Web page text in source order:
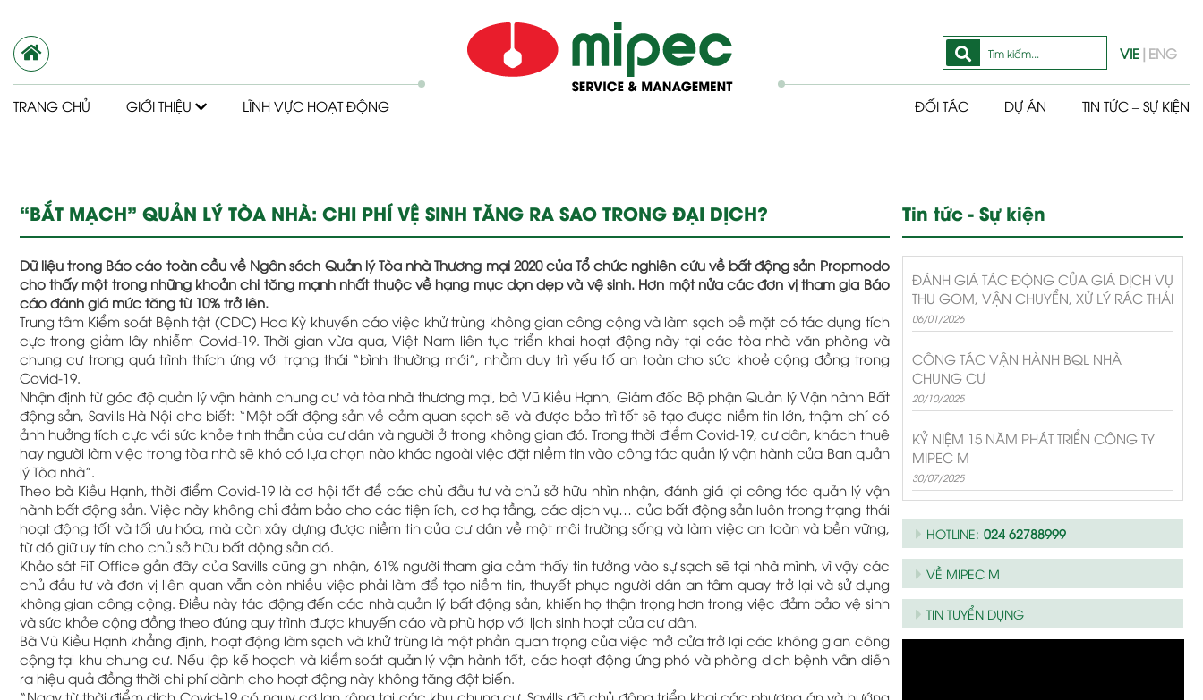
TRANG CHỦ GIỚI THIỆU LĨNH VỰC HOẠT ĐỘNG
VIE | ENG
ĐỐI TÁC DỰ ÁN TIN TỨC – SỰ KIỆN
“BẮT MẠCH” QUẢN LÝ TÒA NHÀ: CHI PHÍ VỆ SINH TĂNG RA SAO TRONG ĐẠI DỊCH?
Dữ liệu trong Báo cáo toàn cầu về Ngân sách Quản lý Tòa nhà Thương mại 2020 của Tổ chức nghiên cứu về bất động sản Propmodo
cho thấy một trong những khoản chi tăng mạnh nhất thuộc về hạng mục dọn dẹp và vệ sinh. Hơn một nửa các đơn vị tham gia Báo
cáo đánh giá mức tăng từ 10% trở lên.
Trung tâm Kiểm soát Bệnh tật (CDC) Hoa Kỳ khuyến cáo việc khử trùng không gian công cộng và làm sạch bề mặt có tác dụng tích
cực trong giảm lây nhiễm Covid-19. Thời gian vừa qua, Việt Nam liên tục triển khai hoạt động này tại các tòa nhà văn phòng và
chung cư trong quá trình thích ứng với trạng thái “bình thường mới”, nhằm duy trì yếu tố an toàn cho sức khoẻ cộng đồng trong
Covid-19.
Nhận định từ góc độ quản lý vận hành chung cư và tòa nhà thương mại, bà Vũ Kiều Hạnh, Giám đốc Bộ phận Quản lý Vận hành Bất
động sản, Savills Hà Nội cho biết: “Một bất động sản về cảm quan sạch sẽ và được bảo trì tốt sẽ tạo được niềm tin lớn, thậm chí có
ảnh hưởng tích cực với sức khỏe tinh thần của cư dân và người ở trong không gian đó. Trong thời điểm Covid-19, cư dân, khách thuê
hay người làm việc trong tòa nhà sẽ khó có lựa chọn nào khác ngoài việc đặt niềm tin vào công tác quản lý vận hành của Ban quản
lý Tòa nhà”.
Theo bà Kiều Hạnh, thời điểm Covid-19 là cơ hội tốt để các chủ đầu tư và chủ sở hữu nhìn nhận, đánh giá lại công tác quản lý vận
hành bất động sản. Việc này không chỉ đảm bảo cho các tiện ích, cơ hạ tầng, các dịch vụ… của bất động sản luôn trong trạng thái
hoạt động tốt và tối ưu hóa, mà còn xây dựng được niềm tin của cư dân về một môi trường sống và làm việc an toàn và bền vững,
từ đó giữ uy tín cho chủ sở hữu bất động sản đó.
Khảo sát FiT Office gần đây của Savills cũng ghi nhận, 61% người tham gia cảm thấy tin tưởng vào sự sạch sẽ tại nhà mình, vì vậy các
chủ đầu tư và đơn vị liên quan vẫn còn nhiều việc phải làm để tạo niềm tin, thuyết phục người dân an tâm quay trở lại và sử dụng
không gian công cộng. Điều này tác động đến các nhà quản lý bất động sản, khiến họ thận trọng hơn trong việc đảm bảo vệ sinh
và sức khỏe cộng đồng theo đúng quy trình được khuyến cáo và phù hợp với lịch sinh hoạt của cư dân.
Bà Vũ Kiều Hạnh khẳng định, hoạt động làm sạch và khử trùng là một phần quan trọng của việc mở cửa trở lại các không gian công
cộng tại khu chung cư. Nếu lập kế hoạch và kiểm soát quản lý vận hành tốt, các hoạt động ứng phó và phòng dịch bệnh vẫn diễn
ra hiệu quả đồng thời chi phí dành cho hoạt động này không tăng đột biến.
“Ngay từ thời điểm dịch Covid-19 có nguy cơ lan rộng tại các khu chung cư, Savills đã chủ động triển khai các phương án và hướng
Tin tức - Sự kiện
ĐÁNH GIÁ TÁC ĐỘNG CỦA GIÁ DỊCH VỤ
THU GOM, VẬN CHUYỂN, XỬ LÝ RÁC THẢI
06/01/2026
CÔNG TÁC VẬN HÀNH BQL NHÀ
CHUNG CƯ
20/10/2025
KỶ NIỆM 15 NĂM PHÁT TRIỂN CÔNG TY
MIPEC M
30/07/2025
HOTLINE: 024 62788999
VỀ MIPEC M
TIN TUYỂN DỤNG